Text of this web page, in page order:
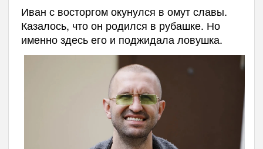
Иван с восторгом окунулся в омут славы.
Казалось, что он родился в рубашке. Но
именно здесь его и поджидала ловушка.